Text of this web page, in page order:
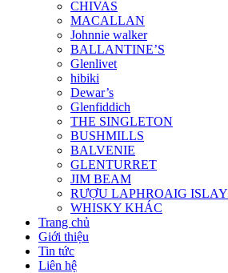
CHIVAS
MACALLAN
Johnnie walker
BALLANTINE’S
Glenlivet
hibiki
Dewar’s
Glenfiddich
THE SINGLETON
BUSHMILLS
BALVENIE
GLENTURRET
JIM BEAM
RƯỢU LAPHROAIG ISLAY
WHISKY KHÁC
Trang chủ
Giới thiệu
Tin tức
Liên hệ